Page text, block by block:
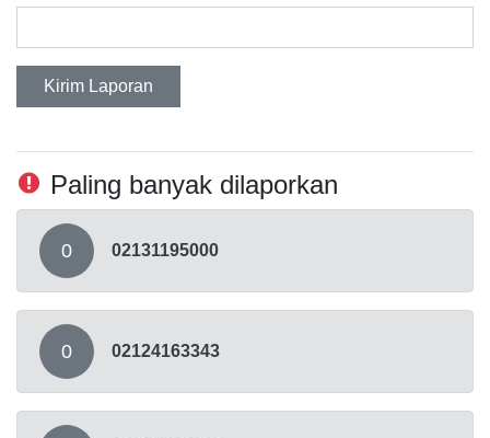
Kirim Laporan
Paling banyak dilaporkan
0 02131195000
0 02124163343